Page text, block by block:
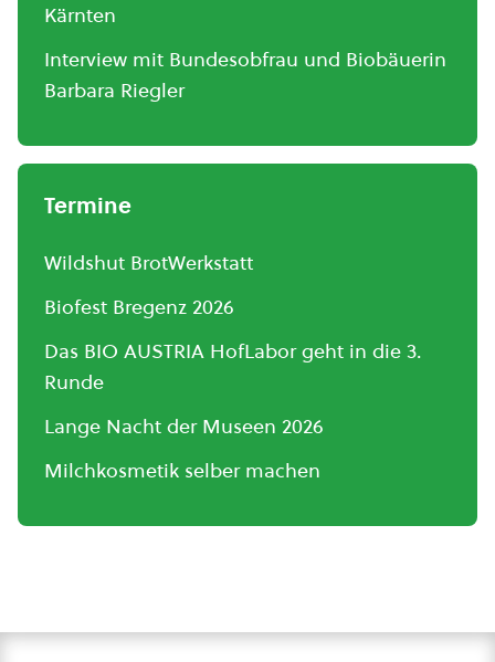
Kärnten
Interview mit Bundesobfrau und Biobäuerin
Barbara Riegler
Termine
Wildshut BrotWerkstatt
Biofest Bregenz 2026
Das BIO AUSTRIA HofLabor geht in die 3.
Runde
Lange Nacht der Museen 2026
Milchkosmetik selber machen